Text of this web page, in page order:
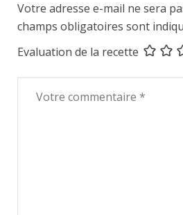
Votre adresse e-mail ne sera
champs obligatoires sont
Evaluation de la recette